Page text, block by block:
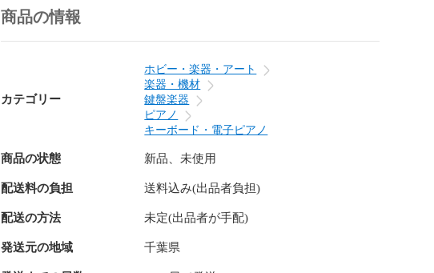
マットの上層部は防炎加工、制電加工、ホルムアルデヒドをほぼ 放出
しないポリプロピレン。 下層部は抗菌・防カビで、床暖房にも対応し
た発泡PE樹脂製。 掃除もしやすく、耐久性にもすぐれた縫製を行っ
【サイズ】
3PointsMatのサイズは500mm x 160mm(両サイド用2枚)、 250mm x
160mm(ペダル部分用1枚)多数の電子ピアノのサイズ に合わせた設計
はサイズをご確認ください。
商品の情報
カテゴリー
ホビー・楽器・アート
楽器・機材
鍵盤楽器
ピアノ
キーボード・電子ピアノ
商品の状態 新品、未使用
配送料の負担 送料込み(出品者負担)
配送の方法 未定(出品者が手配)
発送元の地域 千葉県